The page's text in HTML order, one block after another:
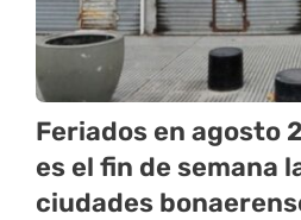
Feriados en agosto
es el fin de semana
ciudades